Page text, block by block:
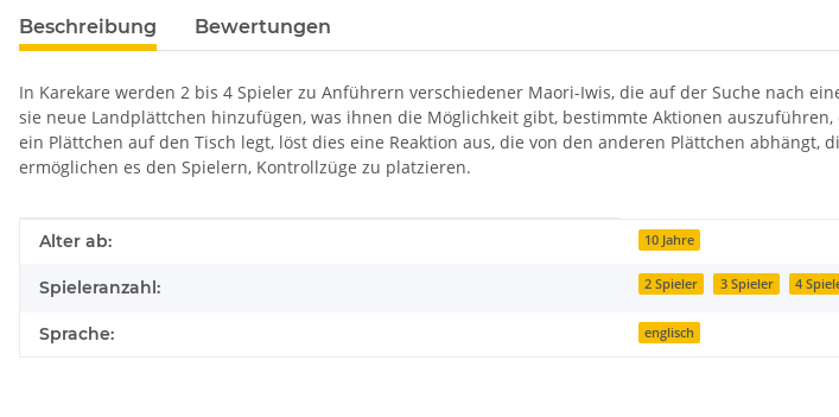
Beschreibung Bewertungen
In Karekare werden 2 bis 4 Spieler zu Anführern verschiedener Maori-Iwis, die auf der Suche nach
sie neue Landplättchen hinzufügen, was ihnen die Möglichkeit gibt, bestimmte Aktionen
ein Plättchen auf den Tisch legt, löst dies eine Reaktion aus, die von den anderen Plättchen
ermöglichen es den Spielern, Kontrollzüge zu platzieren.
Produkteigenschaft
Wert
Alter ab: 10 Jahre
Spieleranzahl: 2 Spieler 3 Spieler 4
Sprache: englisch